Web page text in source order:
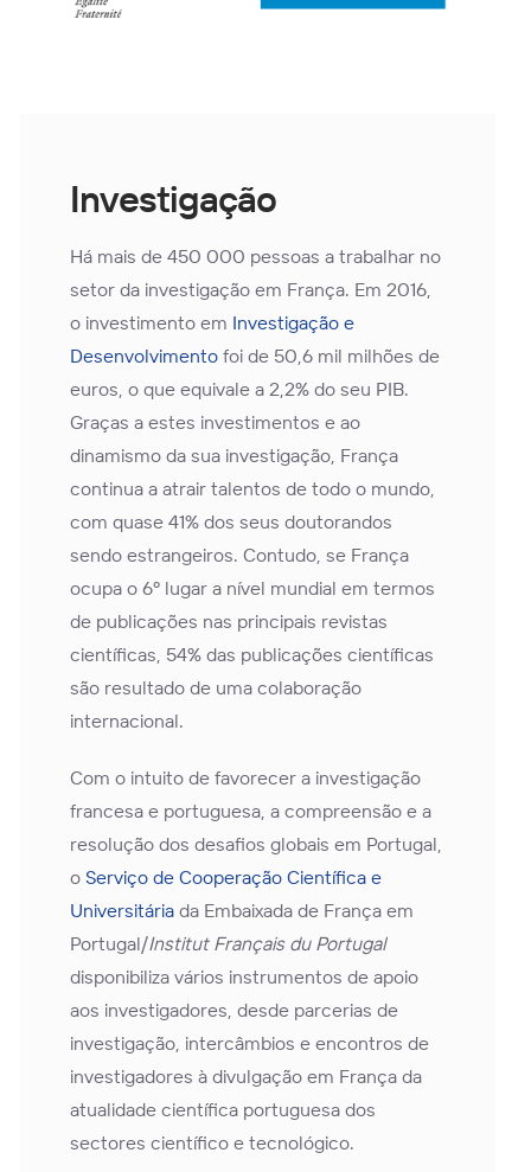
Investigação
Há mais de 450 000 pessoas a trabalhar no
setor da investigação em França. Em 2016,
o investimento em Investigação e
Desenvolvimentofoi de 50,6 mil milhões de
euros, o que equivale a 2,2% do seu PIB.
Graças a estes investimentos e ao
dinamismo da sua investigação, França
continua a atrair talentos de todo o mundo,
com quase 41% dos seus doutorandos
sendo estrangeiros. Contudo, se França
ocupa o 6º lugar a nível mundial em termos
de publicações nas principais revistas
científicas, 54% das publicações científicas
são resultado de uma colaboração
internacional.
Com o intuito de favorecer a investigação
francesa e portuguesa, a compreensão e a
resolução dos desafios globais em Portugal,
o Serviço de Cooperação Científica e
Universitáriada Embaixada de França em
Portugal/Institut Français du Portugal
disponibiliza vários instrumentos de apoio
aos investigadores, desde parcerias de
investigação, intercâmbios e encontros de
investigadores à divulgação em França da
atualidade científica portuguesa dos
sectores científico e tecnológico.